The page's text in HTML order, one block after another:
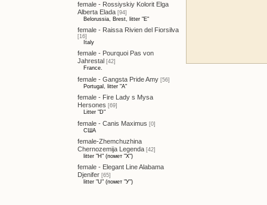
female - Rossiyskiy Kolorit Elga
Alberta Elada [94]
Belorussia, Brest, litter "E"
female - Raissa Rivien del Fiorsilva
[16]
Italy
female - Pourquoi Pas von
Jahrestal [42]
France.
female - Gangsta Pride Amy [56]
Portugal, litter "A"
female - Fire Lady s Mysa
Hersones [69]
Litter "D"
female - Canis Maximus [0]
США
female-Zhemchuzhina
Chernozemija Legenda [42]
litter "H" (помет "Х")
female - Elegant Line Alabama
Djenifer [65]
litter "U" (помет "У")